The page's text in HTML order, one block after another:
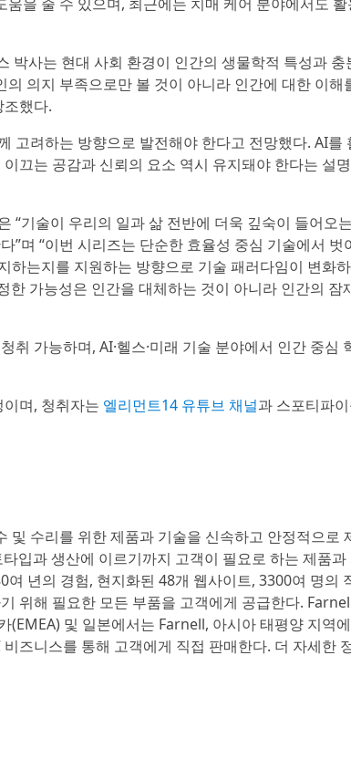
박사는 현대 사회 환경이 인간의 생물학적 특성과 충
의지 부족으로만 볼 것이 아니라 인간에 대한 이해
했다.
고려하는 방향으로 발전해야 한다고 전망했다. AI를
끄는 공감과 신뢰의 요소 역시 유지돼야 한다는 설
기술이 우리의 일과 삶 전반에 더욱 깊숙이 들어오
”며 “이번 시리즈는 단순한 효율성 중심 기술에서 벗
는지를 지원하는 방향으로 기술 패러다임이 변화
한 가능성은 인간을 대체하는 것이 아니라 인간의 잠
취 가능하며, AI·헬스·미래 기술 분야에서 인간 중심
며, 청취자는 엘리먼트14 유튜브 채널과 스포티파
수리를 위한 제품과 기술을 신속하고 안정적으로
입과 생산에 이르기까지 고객이 필요로 하는 제품과
년의 경험, 현지화된 48개 웹사이트, 3300여 명의
위해 필요한 모든 부품을 고객에게 공급한다.
및 일본에서는 Farnell, 아시아 태평양 지역
즈니스를 통해 고객에게 직접 판매한다. 더 자세한